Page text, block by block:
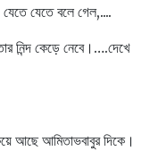
যেতে বলে গেল,....
নিন্দ কেড়ে নেবে।….দেখে
আছে আমিতাভবাবুর দিকে।